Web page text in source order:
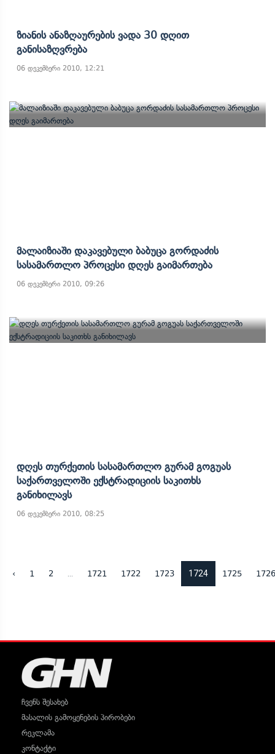
Ზიანის Ანაზღაურების Ვადა 30 Დღით
Განისაზღვრება
06 დეკემბერი 2010, 12:21
Მალაიზიაში Დაკავებული Ბაბუცა Გორდაძის
Სასამართლო Პროცესი Დღეს Გაიმართება
06 დეკემბერი 2010, 09:26
Დღეს Თურქეთის Სასამართლო Გურამ Გოგუას
Საქართველოში Ექსტრადიციის Საკითხს
Განიხილავს
06 დეკემბერი 2010, 08:25
‹ 1 2 1721 1722 1723 1724 1725 1726
ჩვენს შესახებ
მასალის გამოყენების პირობები
რეკლამა
კონტაქტი